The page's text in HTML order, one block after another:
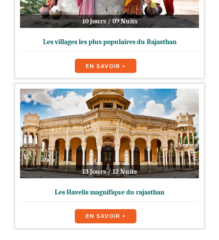
10 Jours / 09 Nuits
Les villages les plus populaires du Rajasthan
EN SAVOIR +
13 Jours / 12 Nuits
Les Havelis magnifique du rajasthan
EN SAVOIR +